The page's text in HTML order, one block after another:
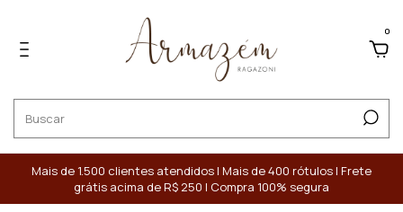
0
Mais de 1.500 clientes atendidos | Mais de 400 rótulos | Frete
grátis acima de R$ 250 | Compra 100% segura